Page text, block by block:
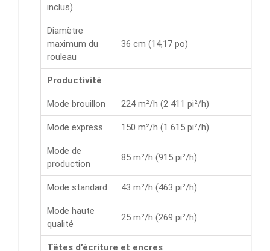
inclus)
Diamètre
maximum du
rouleau
36 cm (14,17 po)
Productivité
Mode brouillon 224 m²/h (2 411 pi²/h)
Mode express 150 m²/h (1 615 pi²/h)
Mode de
production
85 m²/h (915 pi²/h)
Mode standard 43 m²/h (463 pi²/h)
Mode haute
qualité
25 m²/h (269 pi²/h)
Têtes d’écriture et encres